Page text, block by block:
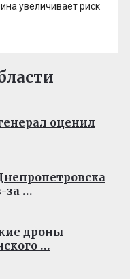
увеличивает риск
оценил
за …
дроны
…